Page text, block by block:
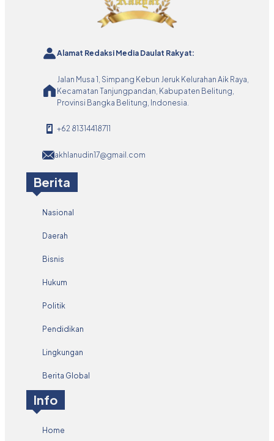
Alamat Redaksi Media Daulat Rakyat:
Jalan Musa 1, Simpang Kebun Jeruk Kelurahan Aik Raya,
Kecamatan Tanjungpandan, Kabupaten Belitung,
Provinsi Bangka Belitung, Indonesia.
+62 81314418711
akhlanudin17@gmail.com
Berita
Nasional
Daerah
Bisnis
Hukum
Politik
Pendidikan
Lingkungan
Berita Global
Info
Home